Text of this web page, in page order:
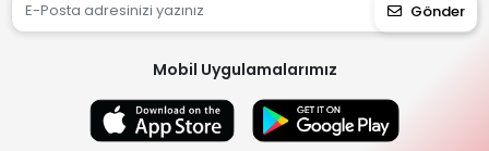
Gönder
Mobil Uygulamalarımız